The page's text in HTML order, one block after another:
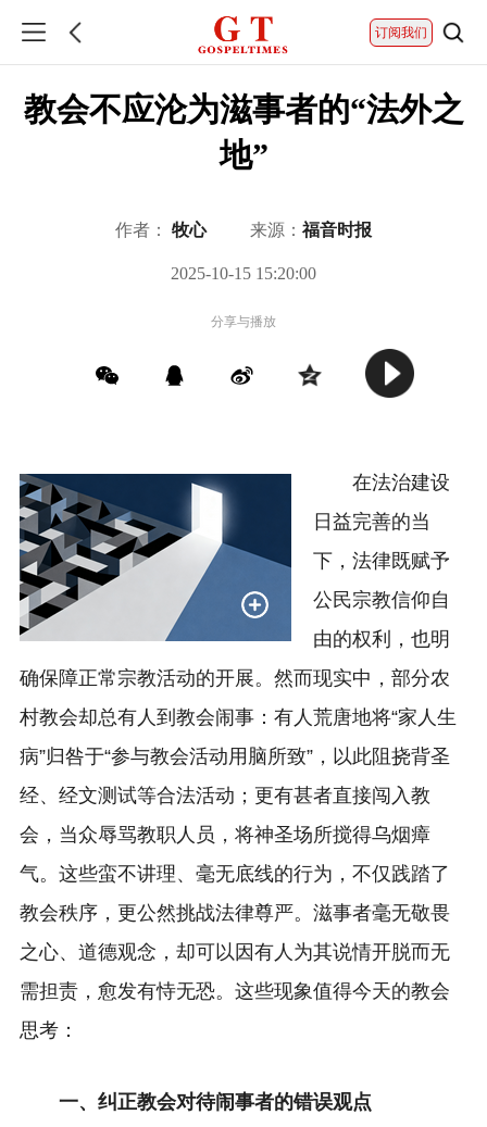
订阅我们
教会不应沦为滋事者的“法外之
地”
作者： 牧心 来源： 福音时报
2025-10-15 15:20:00
分享与播放
在法治建设
日益完善的当
下，法律既赋予
公民宗教信仰自
由的权利，也明
确保障正常宗教活动的开展。然而现实中，部分农
村教会却总有人到教会闹事：有人荒唐地将“家人生
病”归咎于“参与教会活动用脑所致”，以此阻挠背圣
经、经文测试等合法活动；更有甚者直接闯入教
会，当众辱骂教职人员，将神圣场所搅得乌烟瘴
气。这些蛮不讲理、毫无底线的行为，不仅践踏了
教会秩序，更公然挑战法律尊严。滋事者毫无敬畏
之心、道德观念，却可以因有人为其说情开脱而无
需担责，愈发有恃无恐。这些现象值得今天的教会
思考：
一、纠正教会对待闹事者的错误观点